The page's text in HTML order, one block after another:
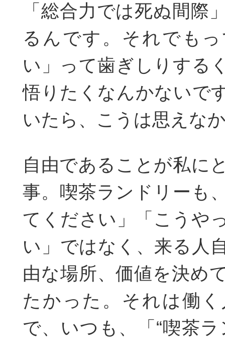
「総合力では死ぬ間際
るんです。それでも
い」って歯ぎしりする
悟りたくなんかないで
いたら、こうは思えな
自由であることが私に
事。喫茶ランドリーも
てください」「こうや
い」ではなく、来る人
由な場所、価値を決め
たかった。それは働
で、いつも、「“喫茶